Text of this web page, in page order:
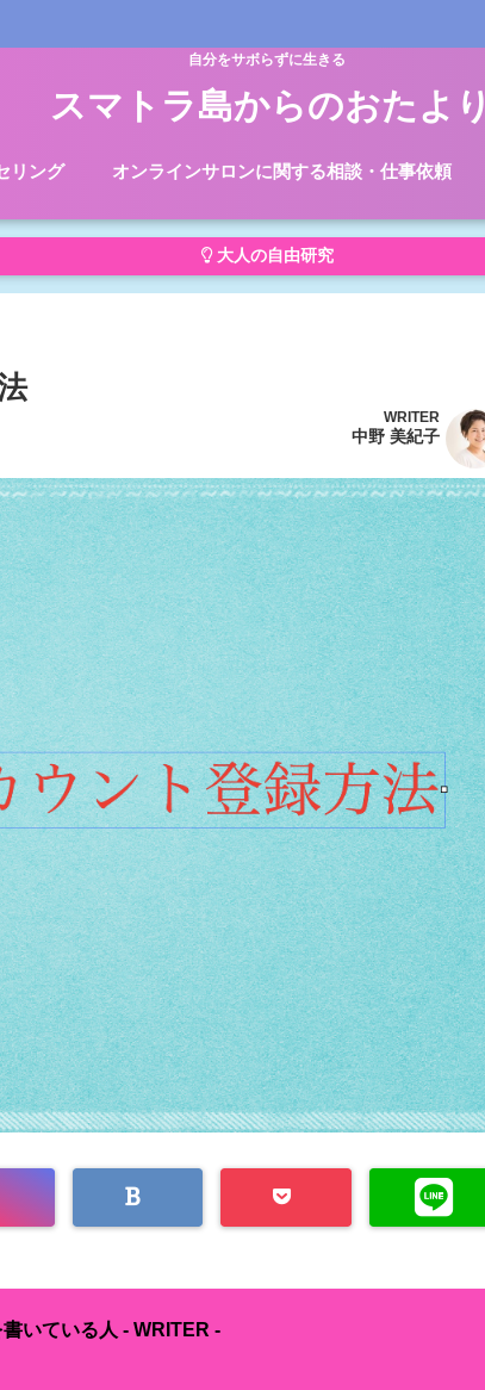
自分をサボらずに生きる
スマトラ島からのおたより
リング オンラインサロンに関する相談・仕事依頼
大人の自由研究
WRITER
中野 美紀子
いている人 - WRITER -